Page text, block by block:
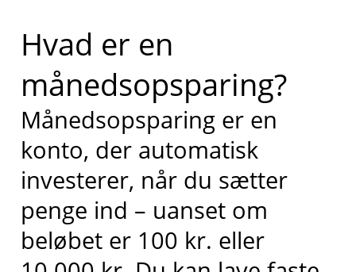
Hvad er en
månedsopsparing?
Månedsopsparing er en
konto, der automatisk
investerer, når du sætter
penge ind – uanset om
beløbet er 100 kr. eller